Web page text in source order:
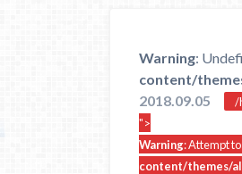
Warning:
content/
2018.09.05
/
">
Warning: Attempt
content/themes/